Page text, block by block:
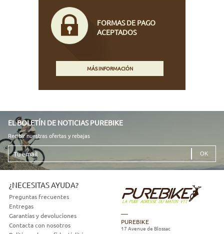
FORMAS DE PAGO
ACEPTADOS
MÁS INFORMACIÓN
EL BOLETÍN DE NOTICIAS PUREBIKE
Recibir nuestras ofertas y rebajas
Tu
email
¿NECESITAS AYUDA?
Preguntas frecuentes
Entregas
Garantias y devoluciones
Contacta con nosotros
PUREBIKE
17 Avenue de Blossac